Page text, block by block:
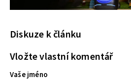
Diskuze k článku
Vložte vlastní komentář
Vaše jméno